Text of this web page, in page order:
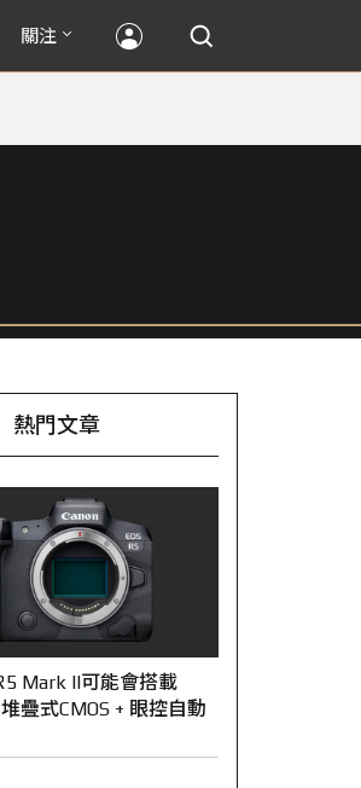
關注
熱門文章
Mark II可能會搭載
疊式CMOS + 眼控自動